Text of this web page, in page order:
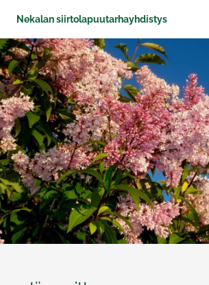
Siirry
sivun
sisältöön
Nekalan siirtolapuutarhayhdistys